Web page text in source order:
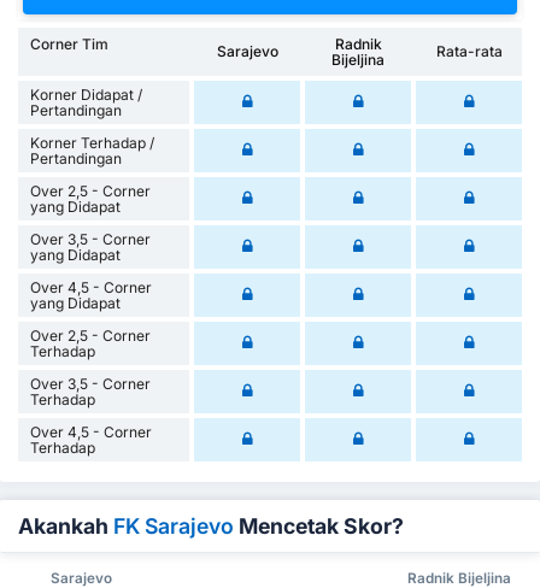
Corner Tim Sarajevo
Radnik
Bijeljina
Rata-rata
Korner Didapat /
Pertandingan
Korner Terhadap /
Pertandingan
Over 2,5 - Corner
yang Didapat
Over 3,5 - Corner
yang Didapat
Over 4,5 - Corner
yang Didapat
Over 2,5 - Corner
Terhadap
Over 3,5 - Corner
Terhadap
Over 4,5 - Corner
Terhadap
Akankah FK Sarajevo Mencetak Skor?
Sarajevo Radnik Bijeljina